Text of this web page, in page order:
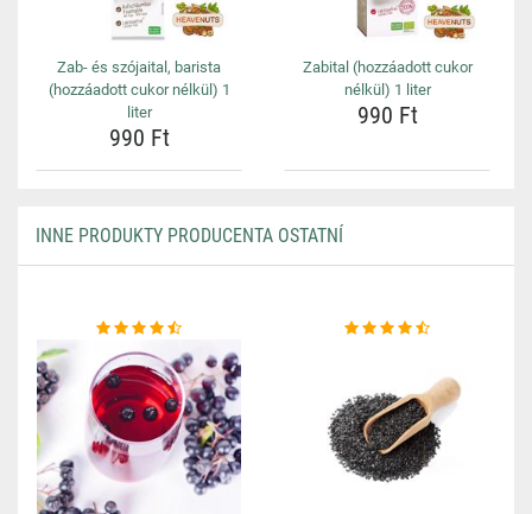
Zab- és szójaital, barista
(hozzáadott cukor nélkül) 1
liter
990 Ft
Zabital (hozzáadott cukor
nélkül) 1 liter
990 Ft
INNE PRODUKTY PRODUCENTA OSTATNÍ